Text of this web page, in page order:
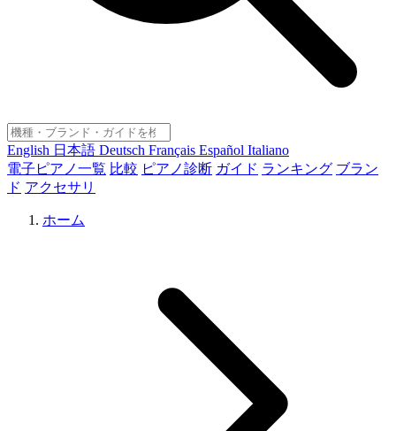
English 日本語 Deutsch Français Español Italiano
電子ピアノ一覧 比較 ピアノ診断 ガイド ランキング ブラン
ド アクセサリ
ホーム